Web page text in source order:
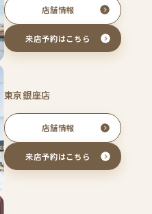
店舗情報
来店予約はこちら
東京銀座店
店舗情報
来店予約はこちら